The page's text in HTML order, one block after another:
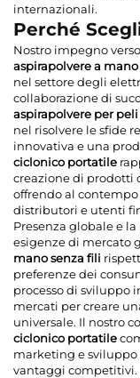
internazionali.
Perché
Nostro impegno
aspirapolvere a
nel settore degli
collaborazione di
aspirapolvere per
nel risolvere le sfide
innovativa e una
ciclonico portatile
creazione di prodotti
offrendo al
distributori e utenti
Presenza globale e
esigenze di mercato
mano senza fili
preferenze dei
processo di sviluppo
mercati per creare
universale. Il nostro
ciclonico portatile
marketing e
vantaggi competitivi.